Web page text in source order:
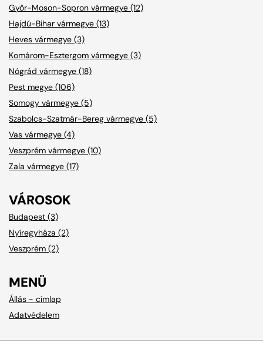
Győr-Moson-Sopron vármegye (12)
Hajdú-Bihar vármegye (13)
Heves vármegye (3)
Komárom-Esztergom vármegye (3)
Nógrád vármegye (18)
Pest megye (106)
Somogy vármegye (5)
Szabolcs-Szatmár-Bereg vármegye (5)
Vas vármegye (4)
Veszprém vármegye (10)
Zala vármegye (17)
VÁROSOK
Budapest (3)
Nyíregyháza (2)
Veszprém (2)
MENÜ
Állás - címlap
Adatvédelem